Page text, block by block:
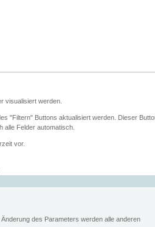
visualisiert werden.
"Filtern" Buttons aktualisiert werden. Dieser
alle Felder automatisch.
vor.
des Parameters werden alle anderen